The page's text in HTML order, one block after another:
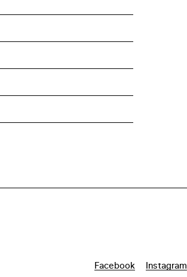
Facebook Instagram